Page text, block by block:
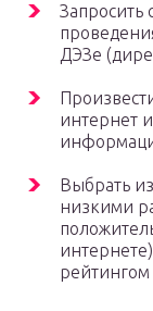
ДЭЗе
интернет
Выбрать
низкими
рейтингом